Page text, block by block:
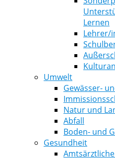
Lernen
Lehrer/
Umwelt
Gewässer-
Natur und
Abfall
Boden- und
Gesundheit